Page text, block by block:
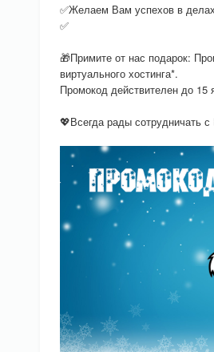
✅Желаем Вам успехов в
✅
🎁Примите от нас подарок:
виртуального хостинга*.
Промокод действителен до 15
💖Всегда рады сотрудничать